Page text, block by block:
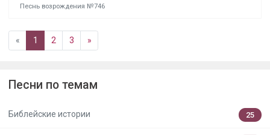
Песнь возрождения №746
« 1 2 3 »
Песни по темам
Библейские истории 25